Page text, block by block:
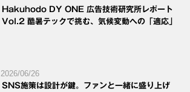
Hakuhodo DY ONE 広告技術研究所レポート
Vol.2 酷暑テックで挑む、気候変動への「適応」
2026/06/26
SNS施策は設計が鍵。ファンと一緒に盛り上げ